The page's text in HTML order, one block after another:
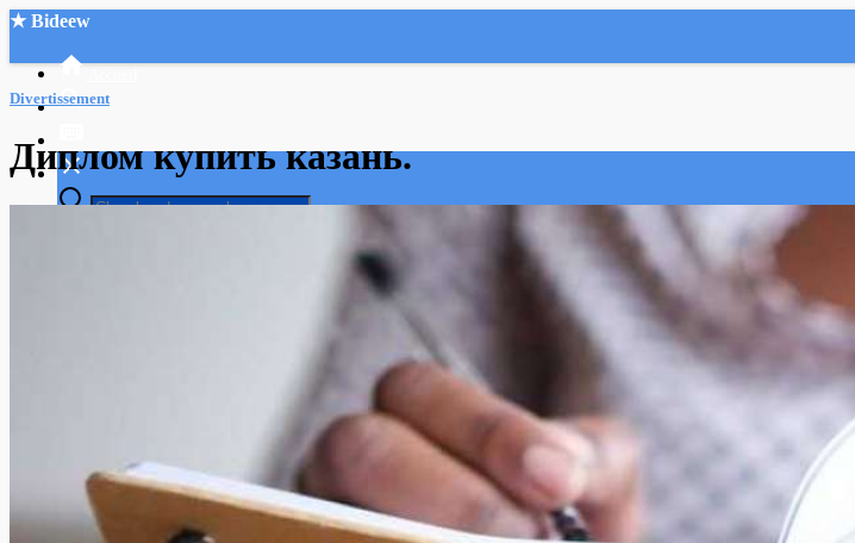
★ Bideew
Divertissement
Диплом купить казань.